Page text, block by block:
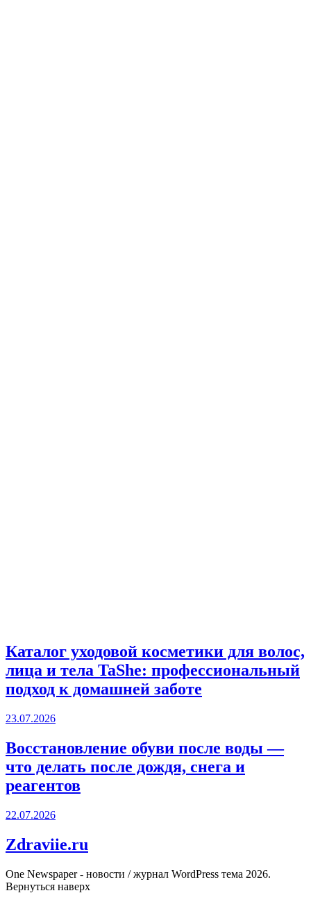
Каталог уходовой косметики для волос,
лица и тела TaShe: профессиональный
подход к домашней заботе
23.07.2026
Восстановление обуви после воды —
что делать после дождя, снега и
реагентов
22.07.2026
Zdraviie.ru
One Newspaper - новости / журнал WordPress тема 2026.
Вернуться наверх